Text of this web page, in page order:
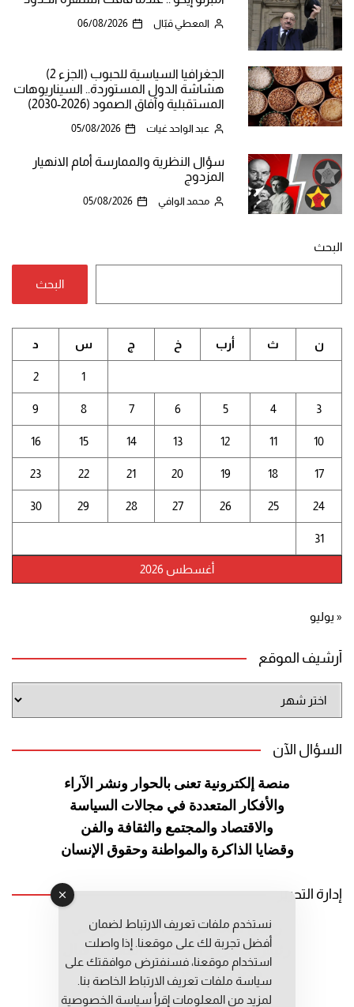
المعطي قبّال 06/08/2026
الجغرافيا السياسية للحبوب (الجزء 2)
هشاشة الدول المستوردة.. السيناريوهات
المستقبلية وآفاق الصمود (2026-2030)
عبد الواحد غيات 05/08/2026
سؤال النظرية والممارسة أمام الانهيار
المزدوج
محمد الوافي 05/08/2026
البحث
البحث
أغسطس 2026
ن ث أرب خ ج س د
1
2
3
4
5
6
7
8
9
10
11
12
13
14
15
16
17
18
19
20
21
22
23
24
25
26
27
28
29
30
31
« يوليو
أرشيف الموقع
الموقع
السؤال الآن
منصة إلكترونية تعنى بالحوار ونشر الآراء
والأفكار المتعددة في مجالات السياسة
والاقتصاد والمجتمع والثقافة والفن
وقضايا الذاكرة والمواطنة وحقوق الإنسان
إدارة التحرير
رئيس التحرير: عبد الرحيم التوراني
رئيس التحرير المساعد: المعطي قبال
مديرة التحرير: فاطمة حوحو
نستخدم ملفات تعريف الارتباط لضمان
أفضل تجربة لك على موقعنا. إذا واصلت
استخدام موقعنا، فسنفترض موافقتك على
سياسة ملفات تعريف الارتباط الخاصة بنا.
لمزيد من المعلومات إقرأ سياسة الخصوصية